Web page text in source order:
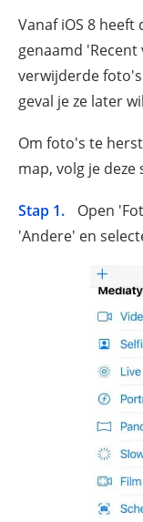
Vanaf iOS 8
genaamd
verwijderde
geval je ze later
Om foto's te
map, volg je deze
Stap 1.
Open
'Andere' en